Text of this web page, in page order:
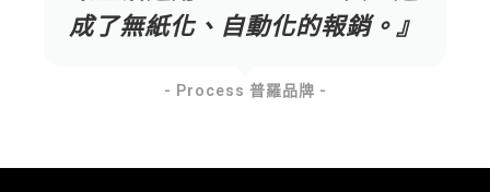
成了無紙化、自動化的報銷。』
- Process 普羅品牌 -